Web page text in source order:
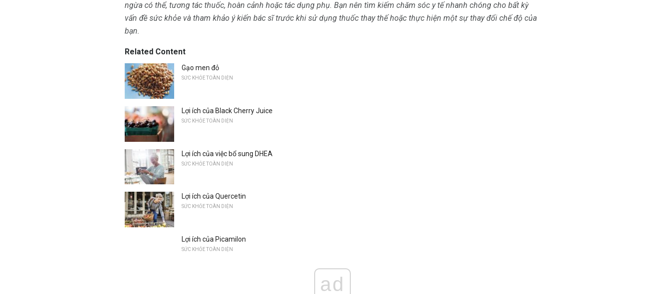
ngừa có thể, tương tác thuốc, hoàn cảnh hoặc tác dụng phụ. Bạn nên tìm kiếm chăm sóc y tế nhanh chóng cho bất kỳ
vấn đề sức khỏe và tham khảo ý kiến ​​bác sĩ trước khi sử dụng thuốc thay thế hoặc thực hiện một sự thay đổi chế độ của
bạn.
Related Content
Gạo men đỏ
SỨC KHỎE TOÀN DIỆN
Lợi ích của Black Cherry Juice
SỨC KHỎE TOÀN DIỆN
Lợi ích của việc bổ sung DHEA
SỨC KHỎE TOÀN DIỆN
Lợi ích của Quercetin
SỨC KHỎE TOÀN DIỆN
Lợi ích của Picamilon
SỨC KHỎE TOÀN DIỆN
ad